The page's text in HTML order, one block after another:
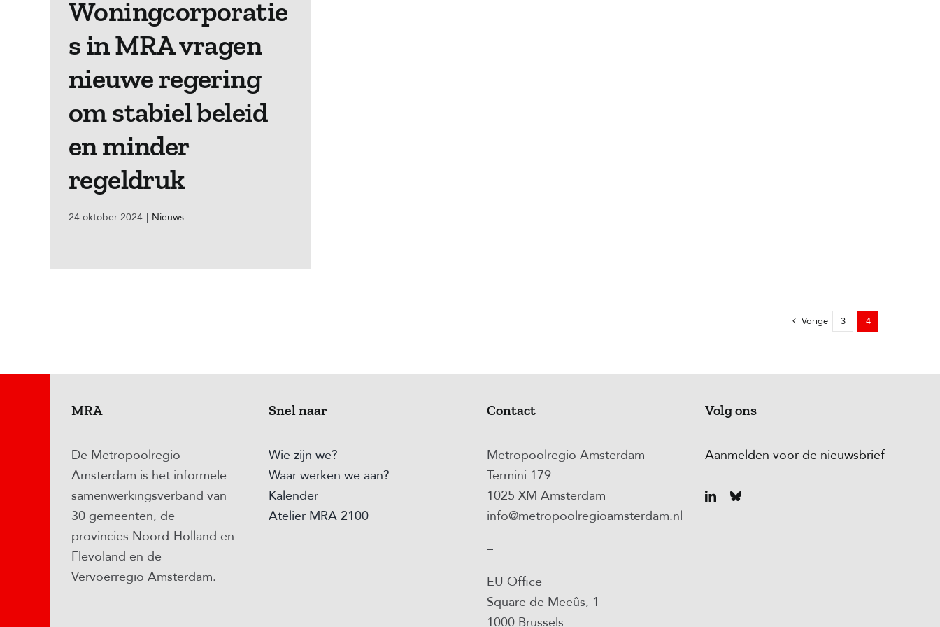
Woningcorporatie
s in MRA vragen
nieuwe regering
om stabiel beleid
en minder
regeldruk
24 oktober 2024 | Nieuws
Vorige 3 4
MRA
De Metropoolregio
Amsterdam is het informele
samenwerkingsverband van
30 gemeenten, de
provincies Noord-Holland en
Flevoland en de
Vervoerregio Amsterdam.
Snel naar
Wie zijn we?
Waar werken we aan?
Kalender
Atelier MRA 2100
Contact
Metropoolregio Amsterdam
Termini 179
1025 XM Amsterdam
info@metropoolregioamsterdam.nl
–
EU Office
Square de Meeûs, 1
1000 Brussels
Volg ons
Aanmelden voor de nieuwsbrief